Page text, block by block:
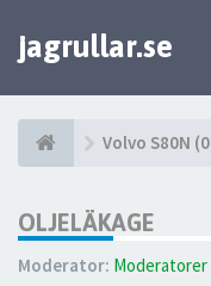
jagrullar.se
Volvo S80N
OLJELÄKAGE
Moderator: Moderatorer